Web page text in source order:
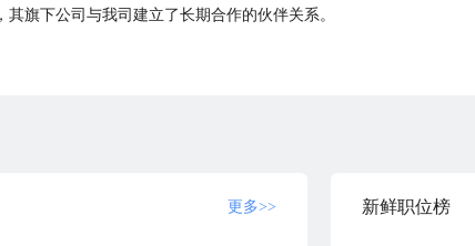
旗下公司与我司建立了长期合作的伙伴关系。
断的开拓、创新，竭诚欢迎国内客户与我司洽谈业务，共谋双赢！
更多>> 新鲜职位榜